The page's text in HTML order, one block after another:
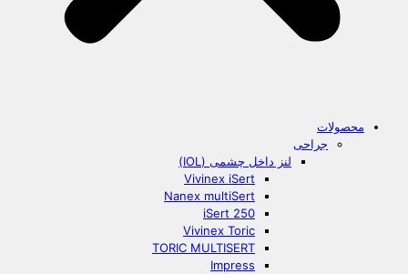
محصولات
جراحی
لنز داخل چشمی (IOL)
Vivinex iSert
Nanex multiSert
iSert 250
Vivinex Toric
TORIC MULTISERT
Impress